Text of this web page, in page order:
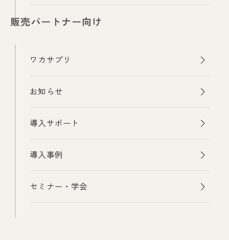
販売パートナー向け
ワカサプリ
お知らせ
導入サポート
導入事例
セミナー・学会